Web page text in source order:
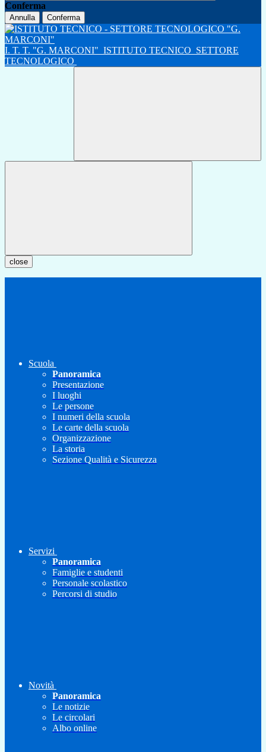
Conferma
Annulla Conferma
I. T. T. "G. MARCONI" ISTITUTO TECNICO SETTORE
TECNOLOGICO
close
Scuola
Panoramica
Presentazione
I luoghi
Le persone
I numeri della scuola
Le carte della scuola
Organizzazione
La storia
Sezione Qualità e Sicurezza
Servizi
Panoramica
Famiglie e studenti
Personale scolastico
Percorsi di studio
Novità
Panoramica
Le notizie
Le circolari
Albo online